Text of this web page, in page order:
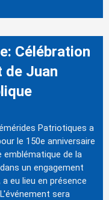
Célébration
de Juan
Patriotiques a
le 150e anniversaire
emblématique de la
un engagement
eu lieu en présence
sera